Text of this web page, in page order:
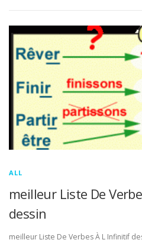
ALL
meilleur Liste De
dessin
meilleur Liste De Verbes À L Infinitif